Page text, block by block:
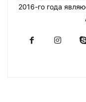
2016-го года